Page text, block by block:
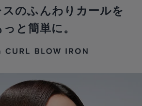
のふんわりカールを
っと簡単に。